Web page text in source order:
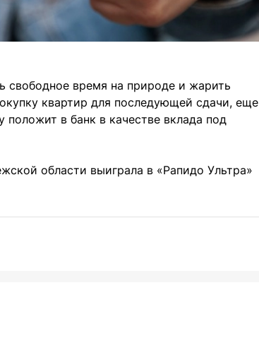
свободное время на природе и жарить
квартир для последующей сдачи, еще
в банк в качестве вклада под
области выиграла в «Рапидо Ультра»